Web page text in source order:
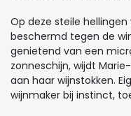
Op deze steile
beschermd tegen de
genietend van een
zonneschijn, wijdt
aan haar wijnstokken.
wijnmaker bij instinct,